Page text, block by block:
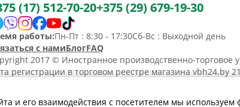
(17) 512-70-20+375 (29) 679-19-30
работы:Пн-Пт : 8:30 - 17:30Сб-Вс : Выходной день
с намиБлогFAQ
2017 © Иностранное производственно-торговое
регистрации в торговом реестре магазина vbh24.by
и его взаимодействия с посетителем мы